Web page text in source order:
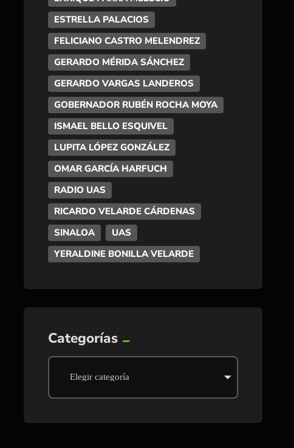
ESTRELLA PALACIOS
FELICIANO CASTRO MELENDREZ
GERARDO MÉRIDA SÁNCHEZ
GERARDO VARGAS LANDEROS
GOBERNADOR RUBÉN ROCHA MOYA
ISMAEL BELLO ESQUIVEL
LUPITA LÓPEZ GONZÁLEZ
OMAR GARCÍA HARFUCH
RADIO UAS
RICARDO VELARDE CÁRDENAS
SINALOA
UAS
YERALDINE BONILLA VELARDE
Categorías